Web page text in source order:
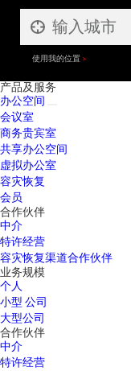
使用我的位置
产品及服务
办公空间
会议室
商务贵宾室
共享办公空间
虚拟办公室
容灾恢复
会员
合作伙伴
中介
特许经营
容灾恢复渠道合作伙伴
业务规模
个人
小型 公司
大型公司
合作伙伴
中介
特许经营